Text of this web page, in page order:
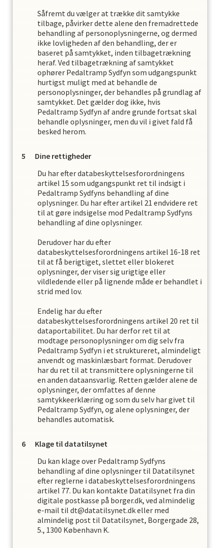
Såfremt du vælger at trække dit samtykke
tilbage, påvirker dette alene den fremadrettede
behandling af personoplysningerne, og dermed
ikke lovligheden af den behandling, der er
baseret på samtykket, inden tilbagetrækning
heraf. Ved tilbagetrækning af samtykket
ophører Pedaltramp Sydfynsom udgangspunkt
hurtigst muligt med at behandle de
personoplysninger, der behandles på grundlag af
samtykket. Det gælder dog ikke, hvis
Pedaltramp Sydfynaf andre grunde fortsat skal
behandle oplysninger, men du vil i givet fald få
besked herom.
Dine rettigheder
Du har efter databeskyttelsesforordningens
artikel 15 som udgangspunkt ret til indsigt i
Pedaltramp Sydfyns behandling af dine
oplysninger. Du har efter artikel 21 endvidere ret
til at gøre indsigelse mod Pedaltramp Sydfyns
behandling af dine oplysninger.
Derudover har du efter
databeskyttelsesforordningens artikel 16-18 ret
til at få berigtiget, slettet eller blokeret
oplysninger, der viser sig urigtige eller
vildledende eller på lignende måde er behandlet i
strid med lov.
Endelig har du efter
databeskyttelsesforordningens artikel 20 ret til
dataportabilitet. Du har derfor ret til at
modtage personoplysninger om dig selv fra
Pedaltramp Sydfyn i et struktureret, almindeligt
anvendt og maskinlæsbart format. Derudover
har du ret til at transmittere oplysningerne til
en anden dataansvarlig. Retten gælder alene de
oplysninger, der omfattes af denne
samtykkeerklæring og som du selv har givet til
Pedaltramp Sydfyn, og alene oplysninger, der
behandles automatisk.
Klage til datatilsynet
Du kan klage over Pedaltramp Sydfyns
behandling af dine oplysninger til Datatilsynet
efter reglerne i databeskyttelsesforordningens
artikel 77. Du kan kontakte Datatilsynet fra din
digitale postkasse på borger.dk, ved almindelig
e-mail til dt@datatilsynet.dk eller med
almindelig post til Datatilsynet, Borgergade 28,
5., 1300 København K.